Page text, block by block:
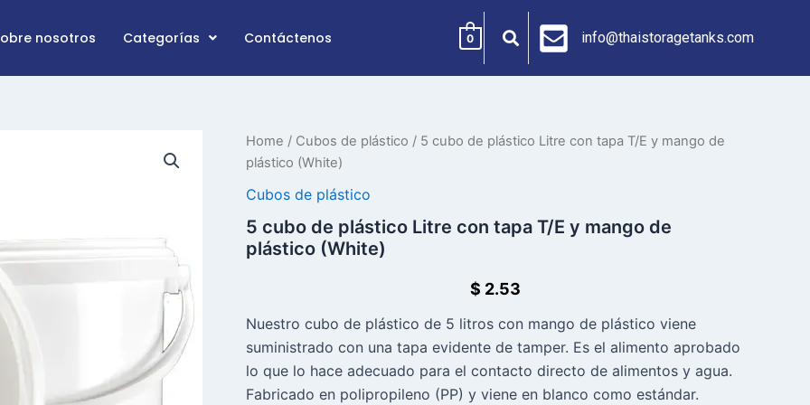
nosotros Categorías Contáctenos 0 info@thaistoragetanks.com
Home / Cubos de plástico / 5 cubo de plástico Litre con tapa T/E y mango de
plástico (White)
Cubos de plástico
5 cubo de plástico Litre con tapa T/E y mango de
plástico (White)
$ 2.53
Nuestro cubo de plástico de 5 litros con mango de plástico viene
suministrado con una tapa evidente de tamper. Es el alimento aprobado
lo que lo hace adecuado para el contacto directo de alimentos y agua.
Fabricado en polipropileno (PP) y viene en blanco como estándar.
5
cubo
de
plástico
con
tapa
de
(White)
cantidad